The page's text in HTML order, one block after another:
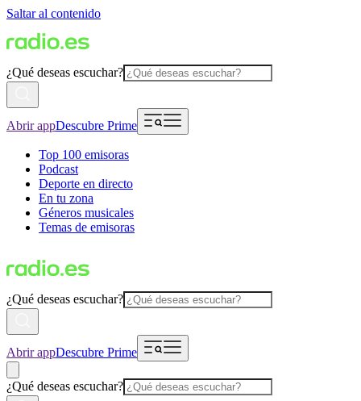
Saltar al contenido
¿Qué deseas escuchar?
Abrir appDescubre Prime
Top 100 emisoras
Podcast
Deporte en directo
En tu zona
Géneros musicales
Temas de emisoras
¿Qué deseas escuchar?
Abrir appDescubre Prime
¿Qué deseas escuchar?